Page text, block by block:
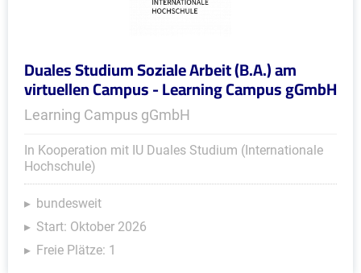
Duales Studium Soziale Arbeit (B.A.) am
virtuellen Campus - Learning Campus gGmbH
Learning Campus gGmbH
In Kooperation mit IU Duales Studium (Internationale
Hochschule)
bundesweit
Start: Oktober 2026
Freie Plätze: 1